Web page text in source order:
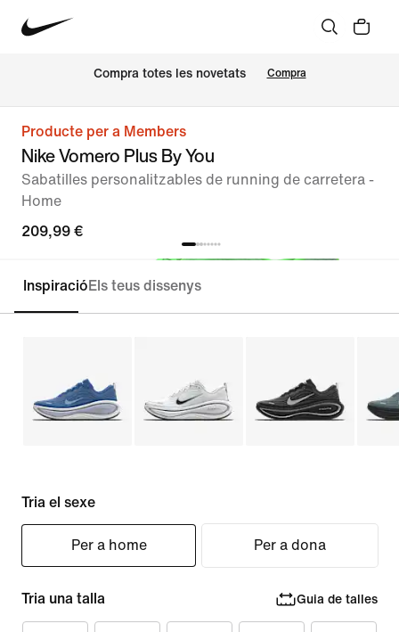
Compra totes les novetats Compra
Producte per a Members
Nike Vomero Plus By You
Sabatilles personalitzables de running de carretera -
Home
209,99 €
Personalitza
Inspiració Els teus dissenys
Tria el sexe
Per a home Per a dona
Tria una talla Guia de talles